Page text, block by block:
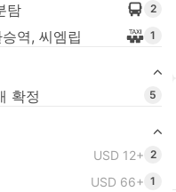
탐 2
역, 씨엠립 1
확정
5
USD 12+ 2
USD 66+ 1